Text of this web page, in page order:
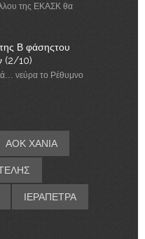
της ΕΚΑΣΚ θα
Β φάσηςτου
(2/10)
νεύρα το Ρέθυμνο
ΑΟΚ ΧΑΝΙΑ
ΙΕΡΑΠΕΤΡΑ